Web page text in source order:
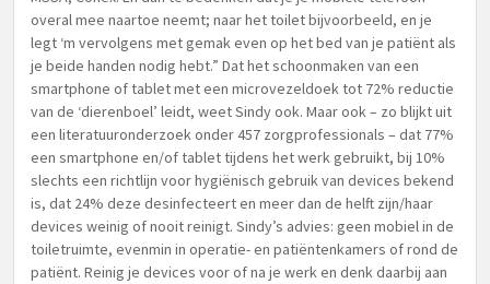
overal mee naartoe neemt; naar het toilet bijvoorbeeld, en je
legt ‘m vervolgens met gemak even op het bed van je patiënt als
je beide handen nodig hebt.” Dat het schoonmaken van een
smartphone of tablet met een microvezeldoek tot 72% reductie
van de ‘dierenboel’ leidt, weet Sindy ook. Maar ook – zo blijkt uit
een literatuuronderzoek onder 457 zorgprofessionals – dat 77%
een smartphone en/of tablet tijdens het werk gebruikt, bij 10%
slechts een richtlijn voor hygiënisch gebruik van devices bekend
is, dat 24% deze desinfecteert en meer dan de helft zijn/haar
devices weinig of nooit reinigt. Sindy’s advies: geen mobiel in de
toiletruimte, evenmin in operatie- en patiëntenkamers of rond de
patiënt. Reinig je devices voor of na je werk en denk daarbij aan